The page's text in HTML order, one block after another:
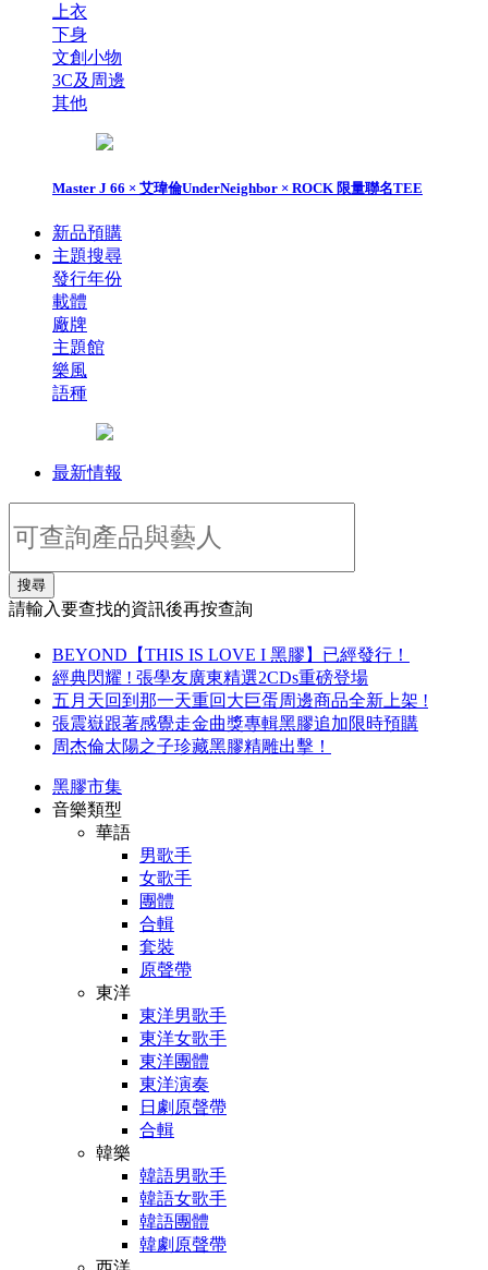
上衣
下身
文創小物
3C及周邊
其他
Master J 66 × 艾瑋倫UnderNeighbor × ROCK 限量聯名TEE
新品預購
主題搜尋
發行年份
載體
廠牌
主題館
樂風
語種
最新情報
搜尋
請輸入要查找的資訊後再按查詢
BEYOND【THIS IS LOVE I 黑膠】已經發行！
經典閃耀 ! 張學友廣東精選2CDs重磅登場
五月天回到那一天重回大巨蛋周邊商品全新上架 !
張震嶽跟著感覺走金曲獎專輯黑膠追加限時預購
周杰倫太陽之子珍藏黑膠精雕出擊！
黑膠市集
音樂類型
華語
男歌手
女歌手
團體
合輯
套裝
原聲帶
東洋
東洋男歌手
東洋女歌手
東洋團體
東洋演奏
日劇原聲帶
合輯
韓樂
韓語男歌手
韓語女歌手
韓語團體
韓劇原聲帶